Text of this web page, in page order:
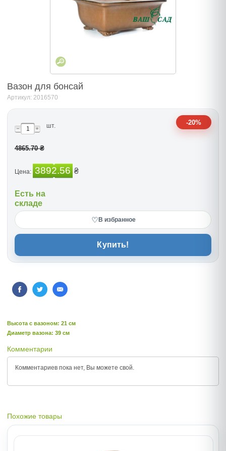
Вазон для бонсай
Артикул: 2016570
-20%
шт.
4865.70 ₴
Цена: 3892.56 ₴
Есть на
складе
♡ В избранное
Купить!
Высота c вазоном: 21 см
Диаметр вазона: 39 см
Комментарии
Комментариев пока нет, Вы можете свой.
Похожие товары